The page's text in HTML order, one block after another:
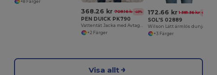
+8 Färger
368.26 kr 708.16 kr-48%
PEN DUICK PK790
Vattentät Jacka med Avtagbar Huva och Flera Fickor
+2 Färger
172.66 kr 1 381.36 kr -88%
SOL'S 02889
+3 Färger
Visa allt